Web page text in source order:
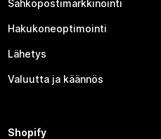
Sähköpostimarkkinointi
Hakukoneoptimointi
Lähetys
Valuutta ja käännös
Shopify